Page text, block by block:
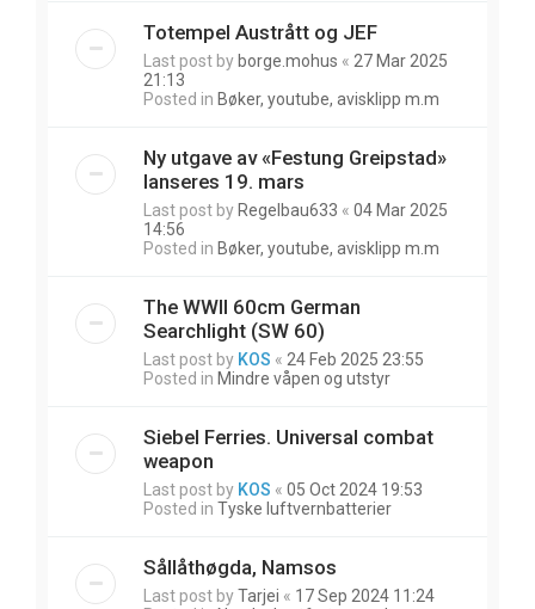
Totempel Austrått og JEF
Last post by borge.mohus « 27 Mar 2025
21:13
Posted in Bøker, youtube, avisklipp m.m
Ny utgave av «Festung Greipstad»
lanseres 19. mars
Last post by Regelbau633 « 04 Mar 2025
14:56
Posted in Bøker, youtube, avisklipp m.m
The WWII 60cm German
Searchlight (SW 60)
Last post by KOS « 24 Feb 2025 23:55
Posted in Mindre våpen og utstyr
Siebel Ferries. Universal combat
weapon
Last post by KOS « 05 Oct 2024 19:53
Posted in Tyske luftvernbatterier
Sållåthøgda, Namsos
Last post byTarjei « 17 Sep 2024 11:24